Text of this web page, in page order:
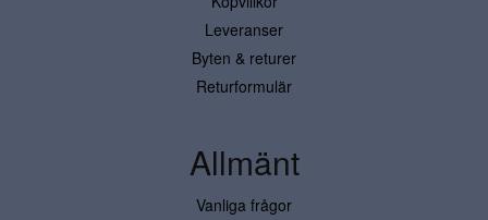
Leveranser
Byten & returer
Returformulär
Allmänt
Vanliga frågor